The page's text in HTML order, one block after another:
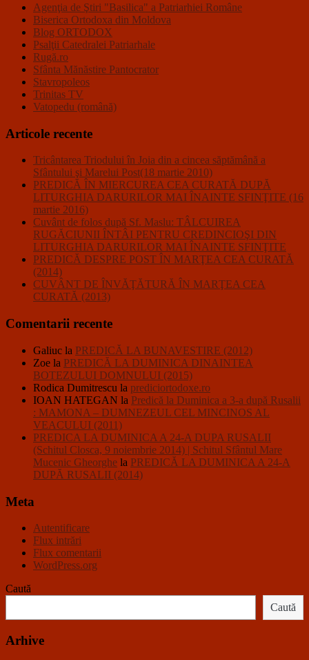
Agenţia de Ştiri "Basilica" a Patriarhiei Române
Biserica Ortodoxa din Moldova
Blog ORTODOX
Psalţii Catedralei Patriarhale
Rugă.ro
Sfânta Mănăstire Pantocrator
Stavropoleos
Trinitas TV
Vatopedu (română)
Articole recente
Tricântarea Triodului în Joia din a cincea săptămână a
Sfântului şi Marelui Post(18 martie 2010)
PREDICĂ ÎN MIERCUREA CEA CURATĂ DUPĂ
LITURGHIA DARURILOR MAI ÎNAINTE SFINŢITE (16
martie 2016)
Cuvânt de folos după Sf. Maslu: TÂLCUIREA
RUGĂCIUNII ÎNTÂI PENTRU CREDINCIOŞI DIN
LITURGHIA DARURILOR MAI ÎNAINTE SFINŢITE
PREDICĂ DESPRE POST ÎN MARŢEA CEA CURATĂ
(2014)
CUVÂNT DE ÎNVĂŢĂTURĂ ÎN MARŢEA CEA
CURATĂ (2013)
Comentarii recente
Galiuc la PREDICĂ LA BUNAVESTIRE (2012)
Zoe la PREDICĂ LA DUMINICA DINAINTEA
BOTEZULUI DOMNULUI (2015)
Rodica Dumitrescu la prediciortodoxe.ro
IOAN HATEGAN la Predică la Duminica a 3-a după Rusalii
: MAMONA – DUMNEZEUL CEL MINCINOS AL
VEACULUI (2011)
PREDICA LA DUMINICA A 24-A DUPA RUSALII
(Schitul Closca, 9 noiembrie 2014) | Schitul Sfântul Mare
Mucenic Gheorghe la PREDICĂ LA DUMINICA A 24-A
DUPĂ RUSALII (2014)
Meta
Autentificare
Flux intrări
Flux comentarii
WordPress.org
Caută
Caută
Arhive